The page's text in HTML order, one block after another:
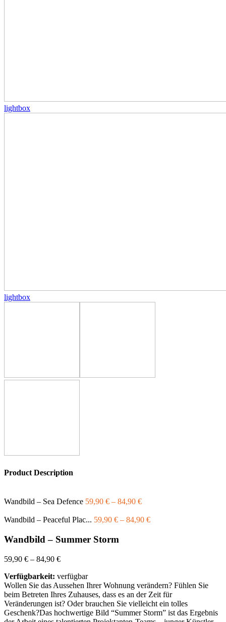
lightbox
lightbox
Product Description
Wandbild – Sea Defence 59,90 € – 84,90 €
Wandbild – Peaceful Plac... 59,90 € – 84,90 €
Wandbild – Summer Storm
59,90 € – 84,90 €
Verfügbarkeit: verfügbar
Wollen Sie das Aussehen Ihrer Wohnung verändern? Fühlen Sie
beim Betreten Ihres Zuhauses, dass es an der Zeit für
Veränderungen ist? Oder brauchen Sie vielleicht ein tolles
Geschenk?Das hochwertige Bild “Summer Storm” ist das Ergebnis